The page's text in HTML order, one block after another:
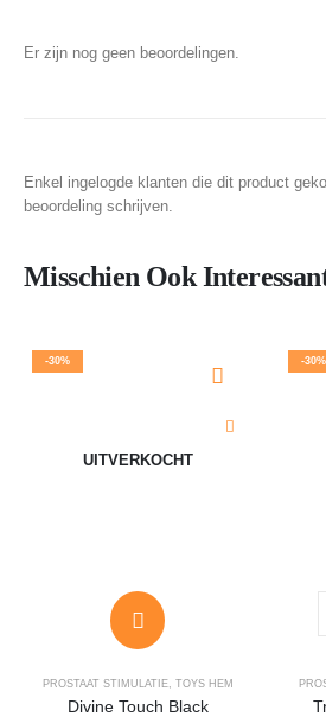
Er zijn nog geen beoordelingen.
Enkel ingelogde klanten die dit product
beoordeling schrijven.
Misschien Ook
-30%
UITVERKOCHT
PROSTAAT STIMULATIE, TOYS HEM
Divine Touch Black
-30%